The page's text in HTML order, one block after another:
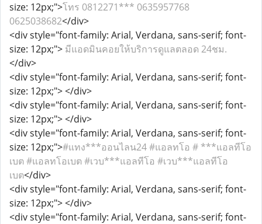
size: 12px;">โทร 0812271*** 0635957768
0625038682</div>
<div style="font-family: Arial, Verdana, sans-serif; font-
size: 12px;"> มีแอดมินคอยให้บริการดูแลตลอด 24ชม.
</div>
<div style="font-family: Arial, Verdana, sans-serif; font-
size: 12px;"></div>
<div style="font-family: Arial, Verdana, sans-serif; font-
size: 12px;"></div>
<div style="font-family: Arial, Verdana, sans-serif; font-
size: 12px;">#แทง***ออนไลน24 #แอลทโอ # ***แอลทีโอ
เบต #แอลทโอเบต #เวบ***แอลทีโอ #เวบ***แอลทีโอ
เบต</div>
<div style="font-family: Arial, Verdana, sans-serif; font-
size: 12px;"></div>
<div style="font-family: Arial, Verdana, sans-serif; font-